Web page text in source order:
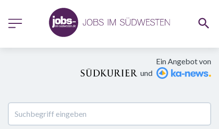
Ein Angebot von
und